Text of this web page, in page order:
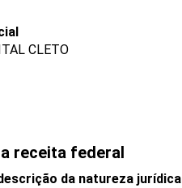
CLETO
receita federal
da natureza jurídica